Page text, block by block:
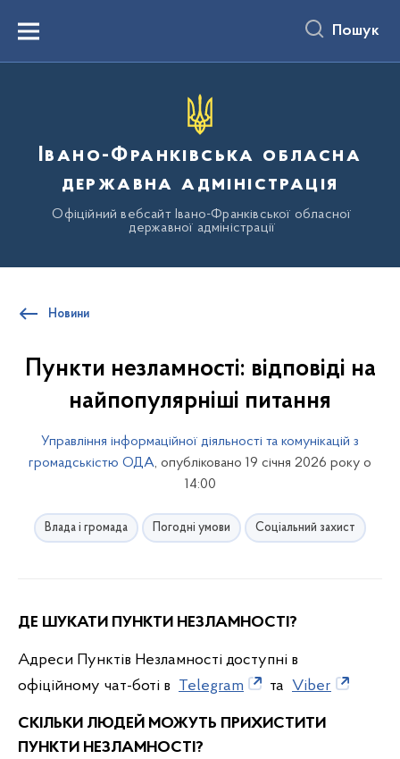
вмістуMenu Пошук
Івано-Франківська обласна
державна адміністрація
Офіційний вебсайт Івано-Франківської обласної
державної адміністрації
Новини
Пункти незламності: відповіді на
найпопулярніші питання
Управління інформаційної діяльності та комунікацій з
громадськістю ОДА, опубліковано 19 січня 2026 року о
14:00
Влада і громада Погодні умови Соціальний захист
ДЕ ШУКАТИ ПУНКТИ НЕЗЛАМНОСТІ?
Адреси Пунктів Незламності доступні в
офіційному чат-боті в Telegram та Viber
СКІЛЬКИ ЛЮДЕЙ МОЖУТЬ ПРИХИСТИТИ
ПУНКТИ НЕЗЛАМНОСТІ?